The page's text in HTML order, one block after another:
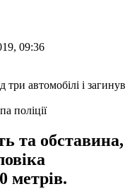
09:36
поліції
та обставина,
метрів.